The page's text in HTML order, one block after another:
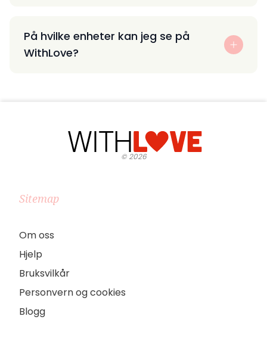
På hvilke enheter kan jeg se på
WithLove?
©2026
Sitemap
Om oss
Hjelp
Bruksvilkår
Personvern og cookies
Blogg